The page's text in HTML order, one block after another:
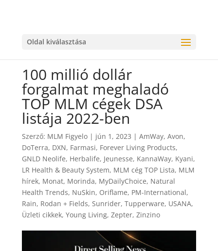
Oldal kiválasztása
100 millió dollár
forgalmat meghaladó
TOP MLM cégek DSA
listája 2022-ben
Szerző: MLM Figyelo| jún 1, 2023 | AmWay, Avon,
DoTerra, DXN, Farmasi, Forever Living Products,
GNLD Neolife, Herbalife, Jeunesse, KannaWay, Kyani,
LR Health & Beauty System, MLM cég TOP Lista, MLM
hírek, Monat, Morinda, MyDailyChoice, Natural
Health Trends, NuSkin, Oriflame, PM-International,
Rain, Rodan + Fields, Sunrider, Tupperware, USANA,
Üzleti cikkek, Young Living, Zepter, Zinzino